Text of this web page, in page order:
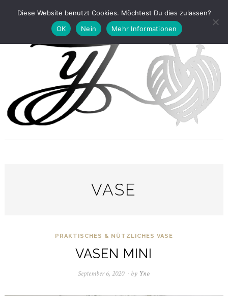
VASE
PRAKTISCHES & NÜTZLICHES VASE
VASEN MINI
September 6, 2020April
by Yno
Diese Website benutzt Cookies. Möchtest Du dies zulassen?
OK
Nein Mehr Informationen